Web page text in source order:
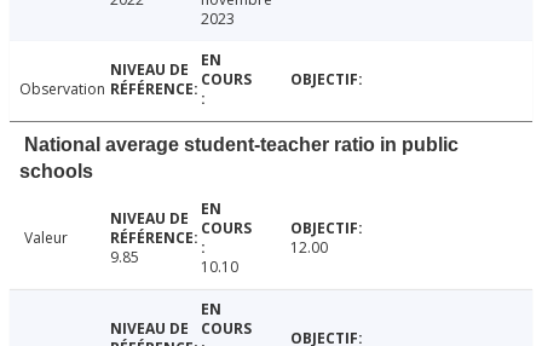
2023
Observation
National average student-teacher ratio in public
schools
Valeur
9.85
10.10
12.00